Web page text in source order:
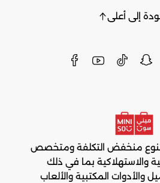
إلى أعلى
متنوع منخفض التكلفة ومتخصص
والاستهلاكية بما في ذلك
والأدوات المكتبية والألعاب